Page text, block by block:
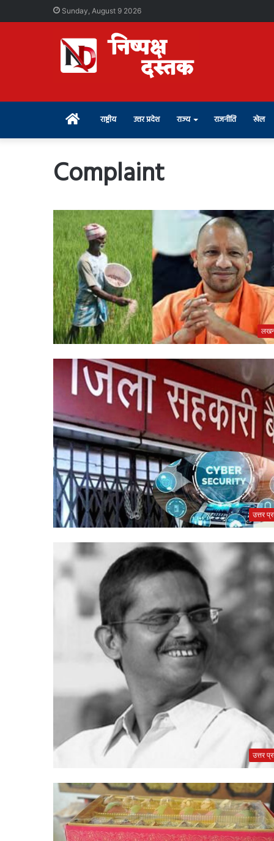
Sunday, August 9 2026
Home राष्ट्रीय उत्तर प्रदेश राज्य राजनीति खेल
Complaint
उत्तर
उत्तर